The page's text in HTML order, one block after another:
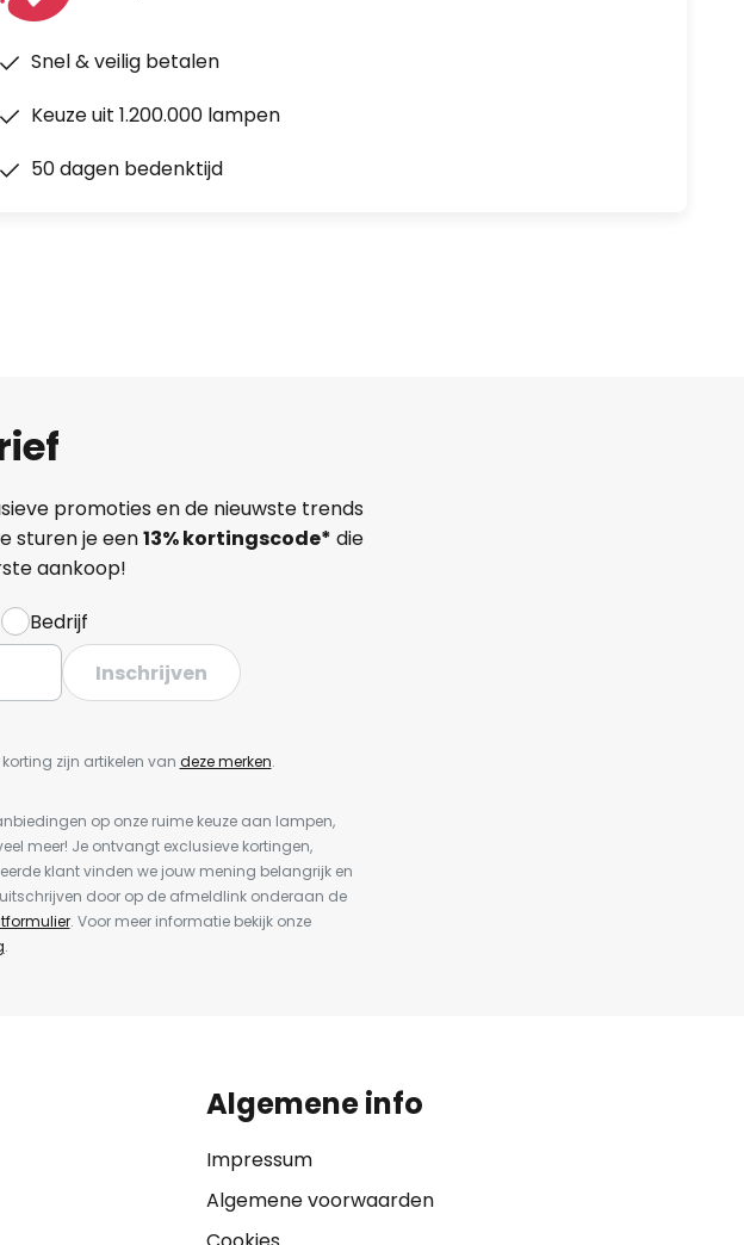
Snel & veilig betalen
Keuze uit 1.200.000 lampen
50 dagen bedenktijd
promoties en de nieuwste trends
sturen je een13%kortingscode* die
aankoop!
Bedrijf
Inschrijven
zijn artikelen van deze merken.
op onze ruime keuze aan lampen,
meer! Je ontvangt exclusieve kortingen,
klant vinden we jouw mening belangrijk en
door op de afmeldlink onderaan de
. Voor meer informatie bekijk onze
.
Algemene info
Impressum
Algemene voorwaarden